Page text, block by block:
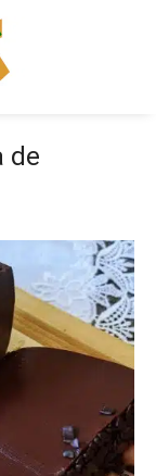
de